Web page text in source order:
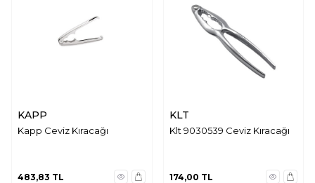
KAPP
Kapp Ceviz Kıracağı
483,83 TL
KLT
Klt 9030539 Ceviz Kıracağı
174,00 TL